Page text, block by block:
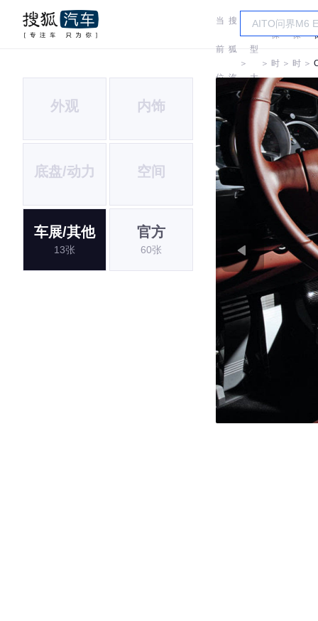
当
前
位
置:
搜
狐
汽
＞
车
型
大
全
＞
保
时
捷
＞
保
时
捷
＞
外观 内饰
底盘/动力 空间
车展/其他
13张
官方
60张